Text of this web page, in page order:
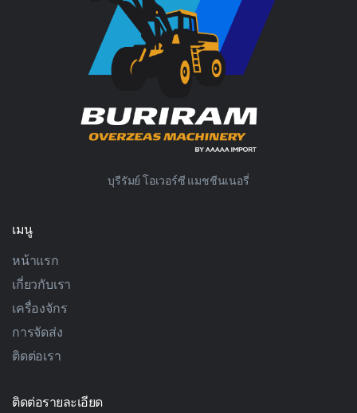
บุรีรัมย์ โอเวอร์ซี แมชชีนเนอรี่
เมนู
หน้าแรก
เกี่ยวกับเรา
เครื่องจักร
การจัดส่ง
ติดต่อเรา
ติดต่อรายละเอียด